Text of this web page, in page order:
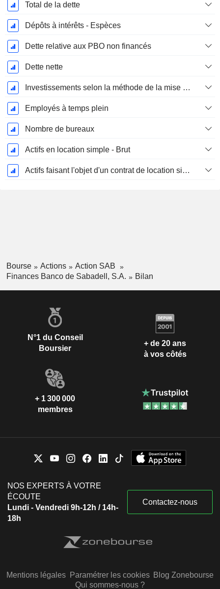
Total de la dette
Dépôts à intérêts - Espèces
Dette relative aux PBO non financés
Dette nette
Investissements selon la méthode de la mise en équivalence, total
Employés à temps plein
Nombre de bureaux
Actifs en location simple - Brut
Actifs faisant l'objet d'un contrat de location simple - Amortissement cumulé
Bourse Actions
Action SAB
Finances Banco de Sabadell, S.A.
Bilan
N°1 du Conseil
Boursier
+ de 20 ans
à vos côtés
+ 1 300 000
membres
NOS EXPERTS À VOTRE
ÉCOUTE
Lundi - Vendredi 9h-12h / 14h-
18h
Contactez-nous
Mentions légales Paramétrer les cookies Blog Zonebourse
Qui sommes-nous ?